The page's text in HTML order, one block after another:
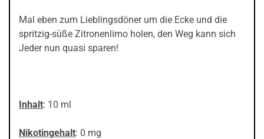
Mal eben zum Lieblingsdöner um die Ecke und die
spritzig-süße Zitronenlimo holen, den Weg kann sich
Jeder nun quasi sparen!
Inhalt: 10 ml
Nikotingehalt: 0 mg